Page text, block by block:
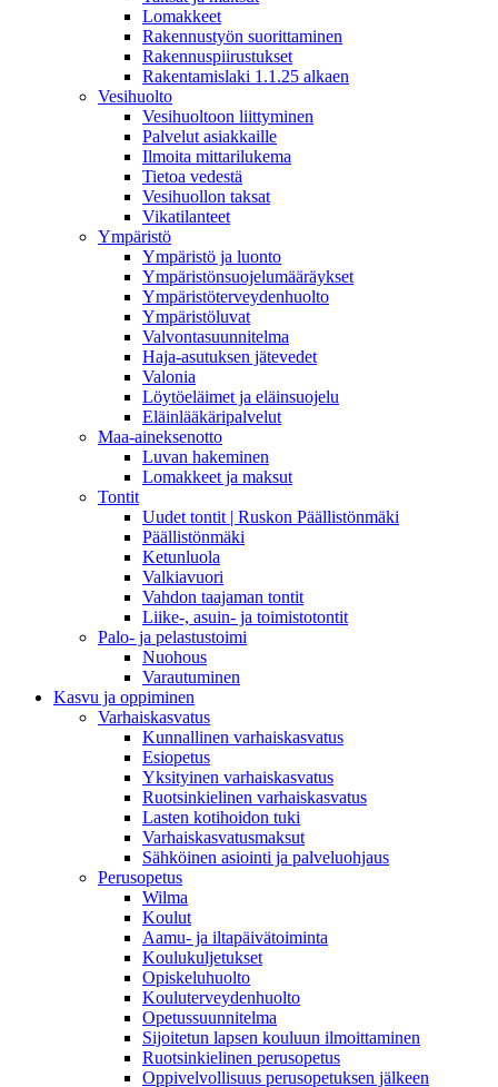
Lomakkeet
Rakennustyön suorittaminen
Rakennuspiirustukset
Rakentamislaki 1.1.25 alkaen
Vesihuolto
Vesihuoltoon liittyminen
Palvelut asiakkaille
Ilmoita mittarilukema
Tietoa vedestä
Vesihuollon taksat
Vikatilanteet
Ympäristö
Ympäristö ja luonto
Ympäristönsuojelumääräykset
Ympäristöterveydenhuolto
Ympäristöluvat
Valvontasuunnitelma
Haja-asutuksen jätevedet
Valonia
Löytöeläimet ja eläinsuojelu
Eläinlääkäripalvelut
Maa-aineksenotto
Luvan hakeminen
Lomakkeet ja maksut
Tontit
Uudet tontit | Ruskon Päällistönmäki
Päällistönmäki
Ketunluola
Valkiavuori
Vahdon taajaman tontit
Liike-, asuin- ja toimistotontit
Palo- ja pelastustoimi
Nuohous
Varautuminen
Kasvu ja oppiminen
Varhaiskasvatus
Kunnallinen varhaiskasvatus
Esiopetus
Yksityinen varhaiskasvatus
Ruotsinkielinen varhaiskasvatus
Lasten kotihoidon tuki
Varhaiskasvatusmaksut
Sähköinen asiointi ja palveluohjaus
Perusopetus
Wilma
Koulut
Aamu- ja iltapäivätoiminta
Koulukuljetukset
Opiskeluhuolto
Kouluterveydenhuolto
Opetussuunnitelma
Sijoitetun lapsen kouluun ilmoittaminen
Ruotsinkielinen perusopetus
Oppivelvollisuus perusopetuksen jälkeen